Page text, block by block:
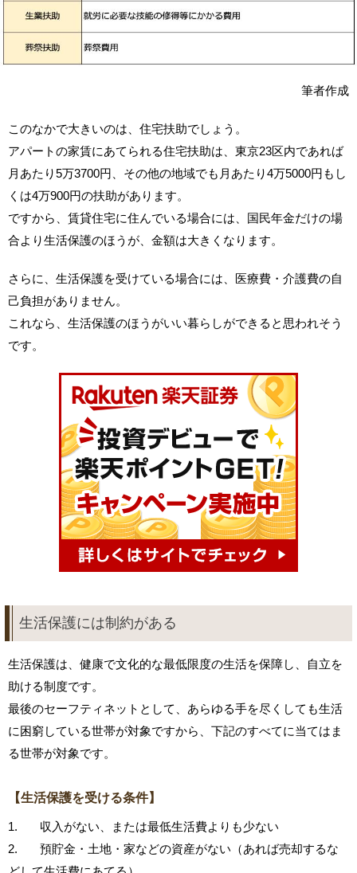
筆者作成
このなかで大きいのは、住宅扶助でしょう。
アパートの家賃にあてられる住宅扶助は、東京23区内であれば
月あたり5万3700円、その他の地域でも月あたり4万5000円もし
くは4万900円の扶助があります。
ですから、賃貸住宅に住んでいる場合には、国民年金だけの場
合より生活保護のほうが、金額は大きくなります。
さらに、生活保護を受けている場合には、医療費・介護費の自
己負担がありません。
これなら、生活保護のほうがいい暮らしができると思われそう
です。
生活保護には制約がある
生活保護は、健康で文化的な最低限度の生活を保障し、自立を
助ける制度です。
最後のセーフティネットとして、あらゆる手を尽くしても生活
に困窮している世帯が対象ですから、下記のすべてに当てはま
る世帯が対象です。
【生活保護を受ける条件】
1. 収入がない、または最低生活費よりも少ない
2. 預貯金・土地・家などの資産がない（あれば売却するな